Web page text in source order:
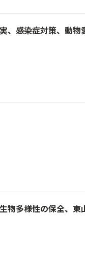
、感染症対策、動物
物多様性の保全、東